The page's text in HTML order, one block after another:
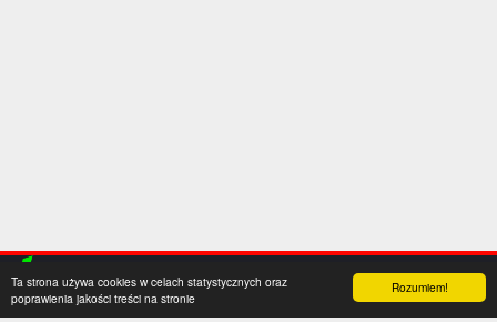
Rozumiem!
Ta strona używa cookies w celach statystycznych oraz
poprawienia jakości treści na stronie